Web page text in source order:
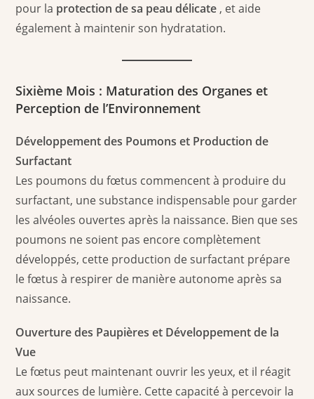
pour la protection de sa peau délicate , et aide
également à maintenir son hydratation.
Sixième Mois : Maturation des Organes et
Perception de l’Environnement
Développement des Poumons et Production de
Surfactant
Les poumons du fœtus commencent à produire du
surfactant, une substance indispensable pour garder
les alvéoles ouvertes après la naissance. Bien que ses
poumons ne soient pas encore complètement
développés, cette production de surfactant prépare
le fœtus à respirer de manière autonome après sa
naissance.
Ouverture des Paupières et Développement de la
Vue
Le fœtus peut maintenant ouvrir les yeux, et il réagit
aux sources de lumière. Cette capacité à percevoir la